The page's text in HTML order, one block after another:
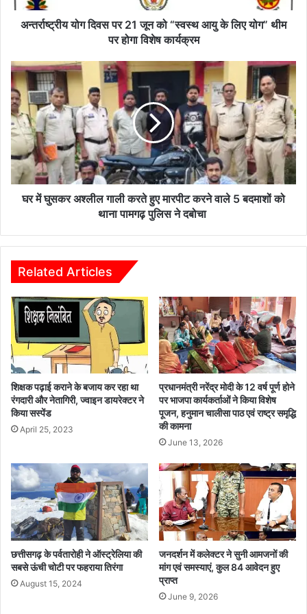
व
2
1
जू
न
को
“
स्व
स्थ
आ
ए
”
थी
म
प
र
हो
गा
वि
शे
ष
का
म
अन्तर्राष्ट्रीय योग दिवस पर 21 जून को “स्वस्थ आयु के लिए योग” थीम
पर होगा विशेष कार्यक्रम
घ
र
में
घु
स
क
र
अ
श्ली
हु
ए
मा
र
पी
ट
क
र
ने
वा
ले
द
मा
शों
को
था
ना
पा
म
ग
घर में घुसकर अश्लील गाली करते हुए मारपीट करने वाले 5 बदमाशों को
थाना पामगढ़ पुलिस ने दबोचा
Related Articles
शिक्षक पढ़ाई कराने के बजाय कर रहा था
रंगदारी और नेतागिरी, ज्वाइन डायरेक्टर ने
किया सस्पेंड
April 25, 2023
प्रधानमंत्री नरेंद्र मोदी के 12 वर्ष पूर्ण होने
पर भाजपा कार्यकर्ताओं ने किया विशेष
पूजन, हनुमान चालीसा पाठ एवं राष्ट्र समृद्धि
की कामना
June 13, 2026
छत्तीसगढ़ के पर्वतारोही ने ऑस्ट्रेलिया की
सबसे ऊंची चोटी पर फहराया तिरंगा
August 15, 2024
जनदर्शन में कलेक्टर ने सुनी आमजनों की
मांग एवं समस्याएं, कुल 84 आवेदन हुए
प्राप्त
June 9, 2026